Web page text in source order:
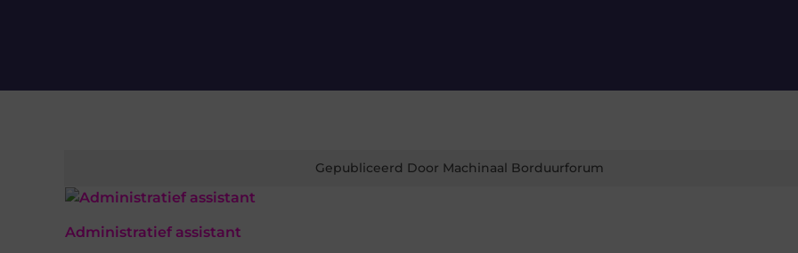
Gepubliceerd Door Machinaal Borduurforum
Administratief assistant